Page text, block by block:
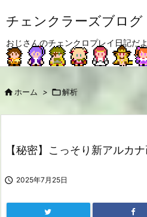
チェンクラーズブログ
おじさんのチェンクロプレイ日記だよ
 ホーム > 解析
【秘密】こっそり新アルカ
 2025年7月25日